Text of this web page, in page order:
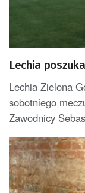
Lechia
Lechia Zielona
sobotniego
Zawodnicy